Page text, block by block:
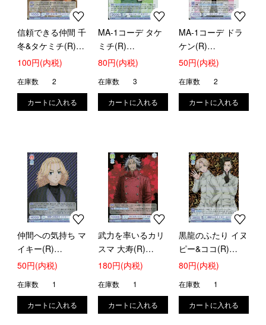
信頼できる仲間 千
冬&タケミチ(R)
(TRVS/01B-005)
100円(内税)
在庫数 2
MA-1コーデ タケ
ミチ(R)
(TRVS/01B-006)
80円(内税)
在庫数 3
MA-1コーデ ドラ
ケン(R)
(TRVS/01B-047)
50円(内税)
在庫数 2
仲間への気持ち マ
イキー(R)
(TRVS/01B-045)
50円(内税)
在庫数 1
武力を率いるカリ
スマ 大寿(R)
(TRVS/01B-028)
180円(内税)
在庫数 1
黒龍のふたり イヌ
ピー&ココ(R)
(TRVS/01B-026)
80円(内税)
在庫数 1